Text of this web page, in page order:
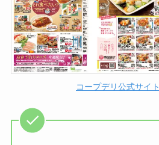
コープデリ公式サイト